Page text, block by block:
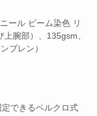
ール ビーム染色 リ
腕部）、135gsm、
ブレン）
できるベルクロ式